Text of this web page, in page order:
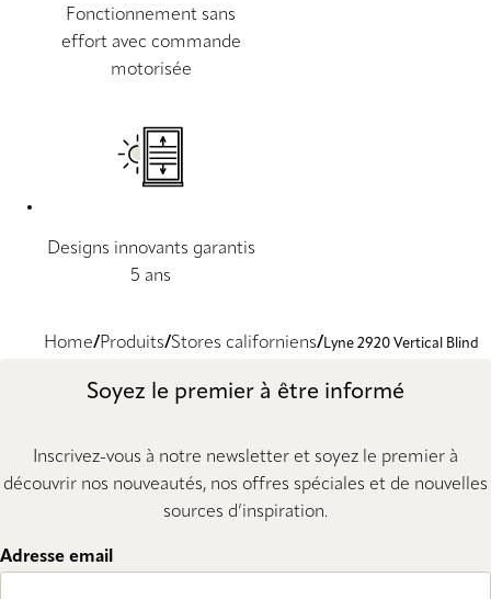
Fonctionnement sans
effort avec commande
motorisée
Designs innovants garantis
5 ans
Home Produits Stores californiens Lyne 2920 Vertical Blind
Soyez le premier à être informé
Inscrivez-vous à notre newsletter et soyez le premier à
découvrir nos nouveautés, nos offres spéciales et de nouvelles
sources d’inspiration.
Adresse email